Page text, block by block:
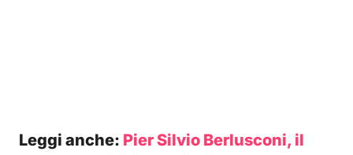
Leggi anche: Pier Silvio Berlusconi, il